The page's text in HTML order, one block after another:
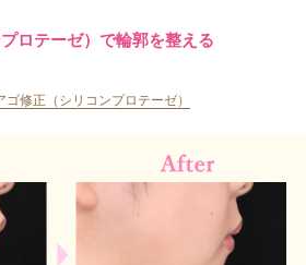
ロテーゼ）で輪郭を整える
ゴ修正（シリコンプロテーゼ）